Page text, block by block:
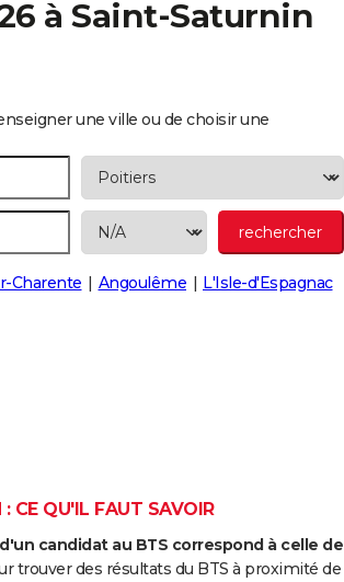
à Saint-Saturnin
une ville ou de choisir une
Charente Angoulême
L'Isle-d'Espagnac
CE QU'IL FAUT SAVOIR
candidat au BTS correspond à celle de
trouver des résultats du BTS à proximité de